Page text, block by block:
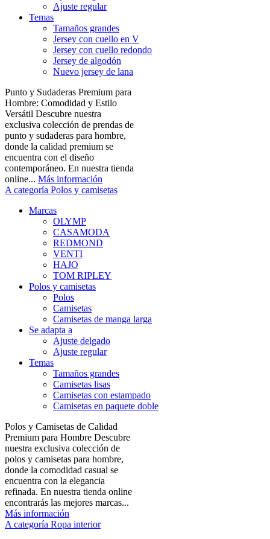
Ajuste regular
Temas
Tamaños grandes
Jersey con cuello en V
Jersey con cuello redondo
Jersey de algodón
Nuevo jersey de lana
Punto y Sudaderas Premium para
Hombre: Comodidad y Estilo
Versátil Descubre nuestra
exclusiva colección de prendas de
punto y sudaderas para hombre,
donde la calidad premium se
encuentra con el diseño
contemporáneo. En nuestra tienda
online... Más información
A categoría Polos y camisetas
Marcas
OLYMP
CASAMODA
REDMOND
VENTI
HAJO
TOM RIPLEY
Polos y camisetas
Polos
Camisetas
Camisetas de manga larga
Se adapta a
Ajuste delgado
Ajuste regular
Temas
Tamaños grandes
Camisetas lisas
Camisetas con estampado
Camisetas en paquete doble
Polos y Camisetas de Calidad
Premium para Hombre Descubre
nuestra exclusiva colección de
polos y camisetas para hombre,
donde la comodidad casual se
encuentra con la elegancia
refinada. En nuestra tienda online
encontrarás las mejores marcas...
Más información
A categoría Ropa interior